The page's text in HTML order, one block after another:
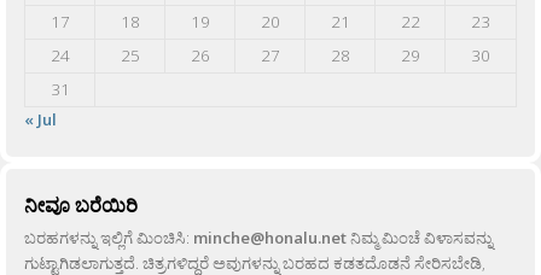
17
18 19 20 21 22
23
24
25 26 27 28 29
30
31
« Jul
ನೀವೂ ಬರೆಯಿರಿ
ಬರಹಗಳನ್ನು ಇಲ್ಲಿಗೆ ಮಿಂಚಿಸಿ: minche@honalu.netನಿಮ್ಮ ಮಿಂಚೆ ವಿಳಾಸವನ್ನು
ಗುಟ್ಟಾಗಿಡಲಾಗುತ್ತದೆ. ಚಿತ್ರಗಳಿದ್ದರೆ ಅವುಗಳನ್ನು ಬರಹದ ಕಡತದೊಡನೆ ಸೇರಿಸಬೇಡಿ,